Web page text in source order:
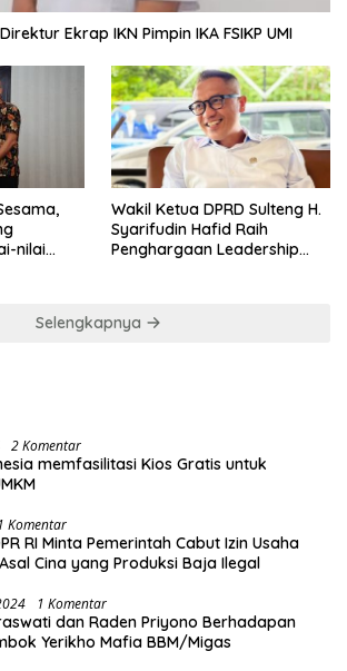
Ekrap IKN Pimpin IKA FSIKP UMI
nilai
Wakil Ketua DPRD Sulteng H.
Syarifudin Hafid Raih
Penghargaan Leadership
Selengkapnya
2 Komentar
memfasilitasi Kios Gratis untuk
1 Komentar
RI Minta Pemerintah Cabut Izin Usaha
Cina yang Produksi Baja Ilegal
1 Komentar
dan Raden Priyono Berhadapan
Yerikho Mafia BBM/Migas